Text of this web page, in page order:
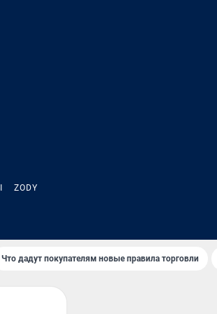
ZODY
Что дадут покупателям новые правила торговли